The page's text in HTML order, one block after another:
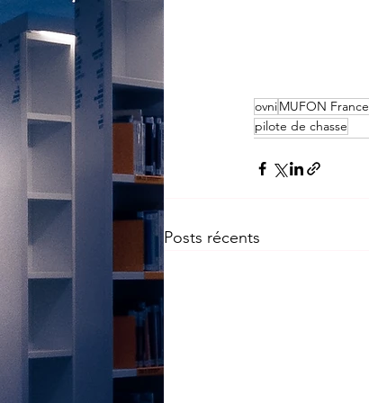
ovniMUFON France
pilote de chasse
Posts récents